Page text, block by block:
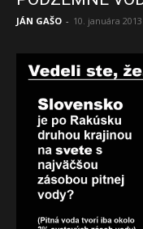
JÁN GAŠO - 10. januára 2013